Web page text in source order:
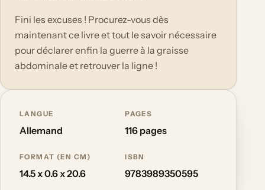
Fini les excuses ! Procurez-vous dès
maintenant ce livre et tout le savoir nécessaire
pour déclarer enfin la guerre à la graisse
abdominale et retrouver la ligne !
LANGUE
Allemand
PAGES
116 pages
FORMAT (EN CM)
14.5 x 0.6 x 20.6
ISBN
9783989350595